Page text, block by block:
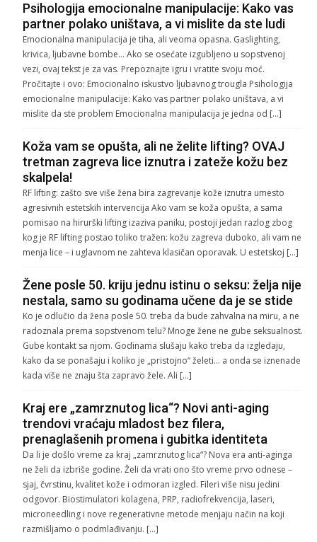
Psihologija emocionalne manipulacije: Kako vas
partner polako uništava, a vi mislite da ste ludi
Emocionalna manipulacija je tiha, ali veoma opasna. Gaslighting,
krivica, ljubavne bombe… Ako se osećate izgubljeno u sopstvenoj
vezi, ovaj tekst je za vas. Prepoznajte igru i vratite svoju moć.
Pročitajte i ovo: Emocionalno iskustvo ljubavnog trougla Psihologija
emocionalne manipulacije: Kako vas partner polako uništava, a vi
mislite da ste problem Emocionalna manipulacija je jedna od […]
Koža vam se opušta, ali ne želite lifting? OVAJ
tretman zagreva lice iznutra i zateže kožu bez
skalpela!
RF lifting: zašto sve više žena bira zagrevanje kože iznutra umesto
agresivnih estetskih intervencija Ako vam se koža opušta, a sama
pomisao na hirurški lifting izaziva paniku, postoji jedan razlog zbog
kog je RF lifting postao toliko tražen: kožu zagreva duboko, ali vam ne
menja lice – i uglavnom ne zahteva klasičan oporavak. U estetskoj […]
Žene posle 50. kriju jednu istinu o seksu: želja nije
nestala, samo su godinama učene da je se stide
Ko je odlučio da žena posle 50. treba da bude zahvalna na miru, a ne
radoznala prema sopstvenom telu? Mnoge žene ne gube seksualnost.
Gube kontakt sa njom. Godinama slušaju kako treba da izgledaju,
kako da se ponašaju i koliko je „pristojno“ želeti… a onda se iznenade
kada više ne znaju šta zapravo žele. Ali […]
Kraj ere „zamrznutog lica“? Novi anti-aging
trendovi vraćaju mladost bez filera,
prenaglašenih promena i gubitka identiteta
Da li je došlo vreme za kraj „zamrznutog lica“? Nova era anti-aginga
ne želi da izbriše godine. Želi da vrati ono što vreme prvo odnese –
sjaj, čvrstinu, kvalitet kože i odmoran izgled. Fileri više nisu jedini
odgovor. Biostimulatori kolagena, PRP, radiofrekvencija, laseri,
microneedling i nove regenerativne metode menjaju način na koji
razmišljamo o podmlađivanju. […]